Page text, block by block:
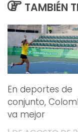
TAMBIÉN
En deportes de
conjunto,
va mejor